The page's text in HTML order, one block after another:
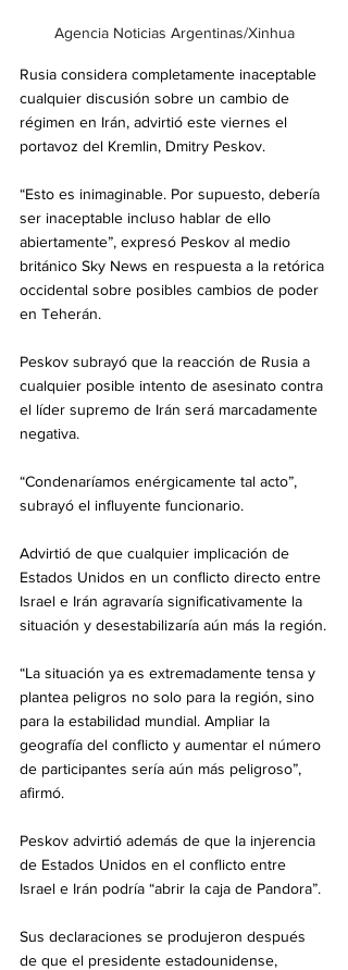
Agencia Noticias Argentinas/Xinhua
Rusia considera completamente inaceptable
cualquier discusión sobre un cambio de
régimen en Irán, advirtió este viernes el
portavoz del Kremlin, Dmitry Peskov.
“Esto es inimaginable. Por supuesto, debería
ser inaceptable incluso hablar de ello
abiertamente”, expresó Peskov al medio
británico Sky News en respuesta a la retórica
occidental sobre posibles cambios de poder
en Teherán.
Peskov subrayó que la reacción de Rusia a
cualquier posible intento de asesinato contra
el líder supremo de Irán será marcadamente
negativa.
“Condenaríamos enérgicamente tal acto”,
subrayó el influyente funcionario.
Advirtió de que cualquier implicación de
Estados Unidos en un conflicto directo entre
Israel e Irán agravaría significativamente la
situación y desestabilizaría aún más la región.
“La situación ya es extremadamente tensa y
plantea peligros no solo para la región, sino
para la estabilidad mundial. Ampliar la
geografía del conflicto y aumentar el número
de participantes sería aún más peligroso”,
afirmó.
Peskov advirtió además de que la injerencia
de Estados Unidos en el conflicto entre
Israel e Irán podría “abrir la caja de Pandora”.
Sus declaraciones se produjeron después
de que el presidente estadounidense,